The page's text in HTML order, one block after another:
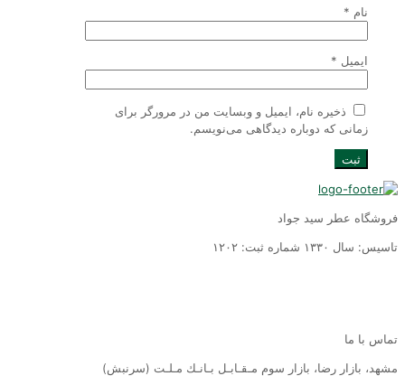
نام*
ایمیل *
ذخیره نام، ایمیل و وبسایت من در مرورگر برای
زمانی که دوباره دیدگاهی می‌نویسم.
عطر سید جواد
سال ١٣٣٠ شماره ثبت: ١٢٠٢
با ما
بازار رضا، بازار سوم مـقـابـل بـانـك مـلـت (سرنبش)